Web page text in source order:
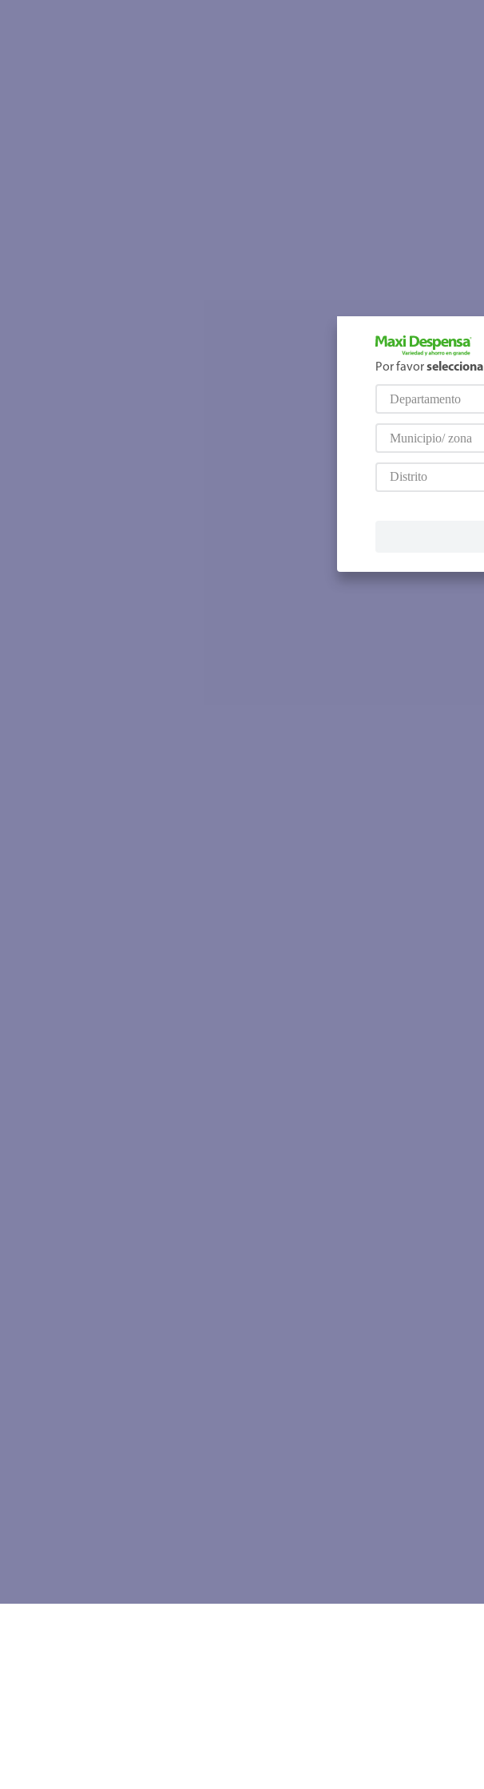
Por favorselecciona
Departamento
Municipio/ zona
Distrito